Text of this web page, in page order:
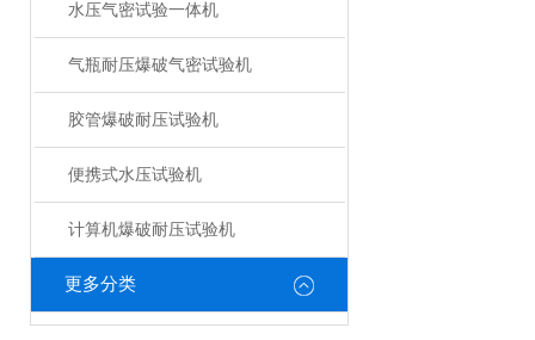
水压气密试验一体机
气瓶耐压爆破气密试验机
胶管爆破耐压试验机
便携式水压试验机
计算机爆破耐压试验机
更多分类